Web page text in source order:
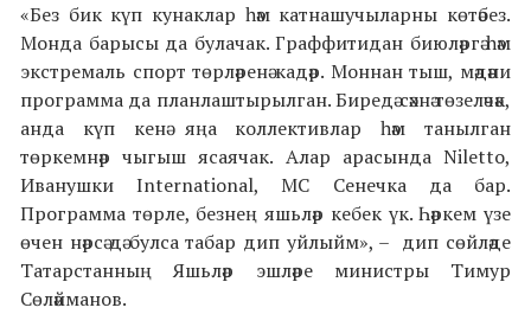
«Без бик күп кунаклар һәм катнашучыларны көтәбез.
Монда барысы да булачак. Граффитидан биюләргә һәм
экстремаль спорт төрләренә кадәр. Моннан тыш, мәдәни
программа да планлаштырылган. Биредә сәхнә төзеләчәк,
анда күп кенә яңа коллективлар һәм танылган
төркемнәр чыгыш ясаячак. Алар арасында Niletto,
Иванушки International, МС Сенечка да бар.
Программа төрле, безнең яшьләр кебек үк. Һәркем үзе
өчен нәрсә дә булса табар дип уйлыйм», – дип сөйләде
Татарстанның Яшьләр эшләре министры Тимур
Сөләйманов.